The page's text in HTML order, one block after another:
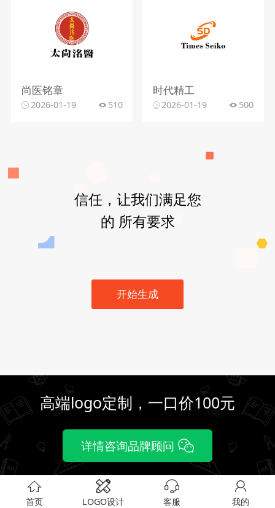
尚医铭章
2026-01-19 510
时代精工
2026-01-19 500
信任，让我们满足您
的 所有要求
开始生成
高端logo定制，一口价100元
详情咨询品牌顾问
首页 LOGO设计 客服 我的